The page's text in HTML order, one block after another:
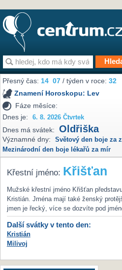
Přesný čas:14 07 / týden v roce:32
Znamení Horoskopu: Lev
Fáze měsíce:
Dnes je:
6. 8. 2026 Čtvrtek
Dnes má svátek: Oldřiška
Významné dny: Světový den boje za
Mezinárodní den boje lékařů za mír
Křestní jméno: Křišťan
Mužské křestní jméno Křišťan
Kristián. Jména mají také ženský
jmen je řecký, více se dozvíte pod
Další svátky v tento den:
Kristián
Milivoj